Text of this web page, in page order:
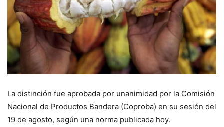
La distinción fue aprobada por unanimidad por la Comisión
Nacional de Productos Bandera (Coproba) en su sesión del
19 de agosto, según una norma publicada hoy.